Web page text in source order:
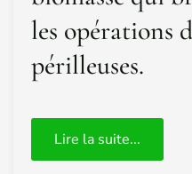
les opérations
périlleuses.
Lire la suite...